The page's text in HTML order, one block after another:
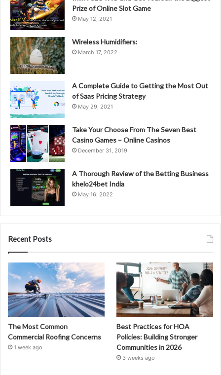
Prize of Online Slot Game
May 12, 2021
Wireless Humidifiers:
March 17, 2022
A Complete Guide to Getting the Most Out
of Saas Pricing Strategy
May 29, 2021
Take Your Choose From The Seven Best
Casino Games – Online Casinos
December 31, 2019
A Thorough Review of the Betting Business
khelo24bet India
May 16, 2022
Recent Posts
The Most Common
Commercial Roofing Concerns
1 week ago
Best Practices for HOA
Policies: Building Stronger
Communities in 2026
3 weeks ago